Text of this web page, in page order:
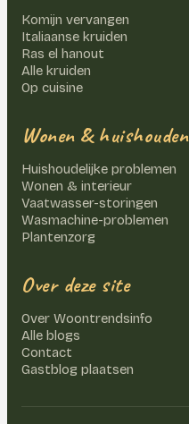
Komijn vervangen
Italiaanse kruiden
Ras el hanout
Alle kruiden
Op cuisine
Wonen & huishouden
Huishoudelijke problemen
Wonen & interieur
Vaatwasser-storingen
Wasmachine-problemen
Plantenzorg
Over deze site
Over Woontrendsinfo
Alle blogs
Contact
Gastblog plaatsen